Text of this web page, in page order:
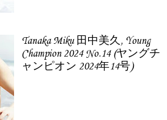
Tanaka Miku 田中美久, Young
Champion 2024 No.14 (ヤングチ
ャンピオン 2024年14号)